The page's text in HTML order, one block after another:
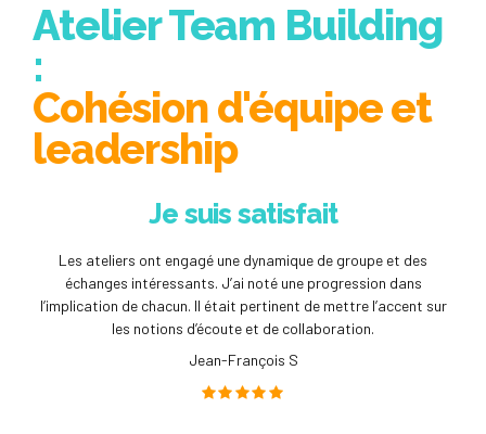
Atelier Team Building
:
Cohésion d'équipe et
leadership
Je suis satisfait
Les ateliers ont engagé une dynamique de groupe et des
échanges intéressants. J’ai noté une progression dans
l’implication de chacun. Il était pertinent de mettre l’accent sur
les notions d’écoute et de collaboration.
Jean-François S